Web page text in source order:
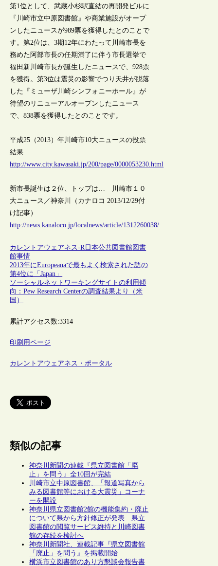
第1位として、武蔵小杉駅直結の再開発ビルに
『川崎市立中原図書館』や商業施設がオープ
ンしたニュースが989票を獲得したとのことで
す。第2位は、3期12年にわたって川崎市長を
務めた阿部市長の任期満了に伴う市長選挙で
福田新川崎市長が誕生したニュースで、928票
を獲得。第3位は震災の影響でつり天井が脱落
した『ミューザ川崎シンフォニーホール』が
待望のリニューアルオープンしたニュース
で、838票を獲得したとのことです。
平成25（2013）年川崎市10大ニュースの投票
結果
http://www.city.kawasaki.jp/200/page/0000053230.html
新市長誕生は２位、トップは… 川崎市１０
大ニュース／神奈川（カナロコ 2013/12/29付
け記事）
http://news.kanaloco.jp/localnews/article/1312260038/
カレントアウェアネス-R日本公共図書館図書
館事情
2013年にEuropeanaで最もよく検索された語の
第4位に「Japan」
ソーシャルネットワーキングサイトの利用傾
向：Pew Research Centerの調査結果より（米
国）
累計アクセス数:3314
印刷用ページ
カレントアウェアネス・ポータル
類似の記事
神奈川新聞の連載『県立図書館「廃
止」を問う』全10回が完結
川崎市立中原図書館、「報道写真から
みる図書館等における大震災」コーナ
ーを開設
神奈川県立図書館2館の機能集約・廃止
について県から方針修正が発表 県立
図書館の閲覧サービス維持と川崎図書
館の存続を検討へ
神奈川新聞社、連載記事『県立図書館
「廃止」を問う』を掲載開始
横浜市立図書館のあり方懇談会報告書